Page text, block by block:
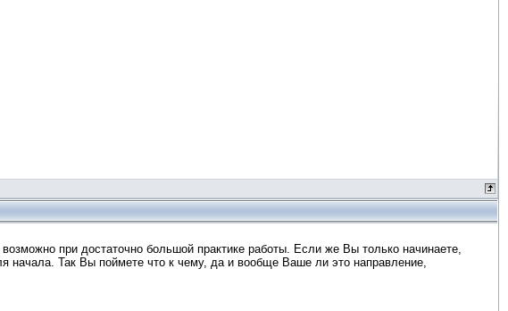
при достаточно большой практике работы. Если же Вы только начинаете,
начала. Так Вы поймете что к чему, да и вообще Ваше ли это направление,